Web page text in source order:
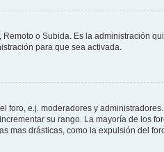
o Subida. Es la administración
para que sea activada.
foro, e.j. moderadores y
su rango. La mayoría de los
mas drásticas, como la expulsión del